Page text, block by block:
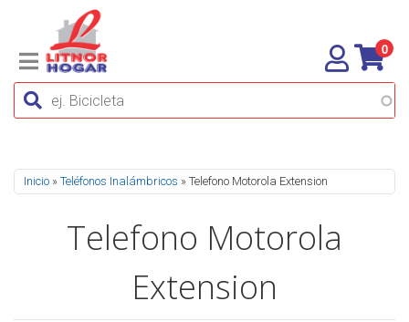
0
Se encuentra usted aquí
Inicio » Teléfonos Inalámbricos » Telefono Motorola Extension
Telefono Motorola
Extension